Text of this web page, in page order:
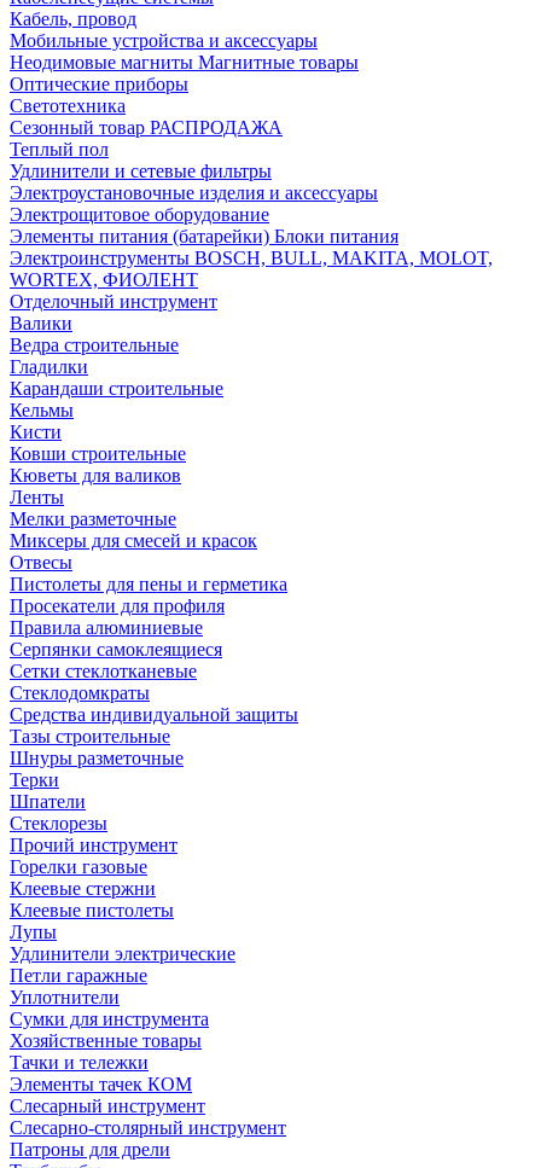
Кабель, провод
Мобильные устройства и аксессуары
Неодимовые магниты Магнитные товары
Оптические приборы
Светотехника
Сезонный товар РАСПРОДАЖА
Теплый пол
Удлинители и сетевые фильтры
Электроустановочные изделия и аксессуары
Электрощитовое оборудование
Элементы питания (батарейки) Блоки питания
Электроинструменты BOSCH, BULL, MAKITA, MOLOT,
WORTEX, ФИОЛЕНТ
Отделочный инструмент
Валики
Ведра строительные
Гладилки
Карандаши строительные
Кельмы
Кисти
Ковши строительные
Кюветы для валиков
Ленты
Мелки разметочные
Миксеры для смесей и красок
Отвесы
Пистолеты для пены и герметика
Просекатели для профиля
Правила алюминиевые
Серпянки самоклеящиеся
Сетки стеклотканевые
Стеклодомкраты
Средства индивидуальной защиты
Тазы строительные
Шнуры разметочные
Терки
Шпатели
Стеклорезы
Прочий инструмент
Горелки газовые
Клеевые стержни
Клеевые пистолеты
Лупы
Удлинители электрические
Петли гаражные
Уплотнители
Сумки для инструмента
Хозяйственные товары
Тачки и тележки
Элементы тачек КОМ
Слесарный инструмент
Слесарно-столярный инструмент
Патроны для дрели